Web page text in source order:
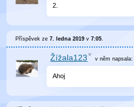
2.
Příspěvek ze7. ledna 2019 v7:05
Žížala123 v něm napsala:
Ahoj